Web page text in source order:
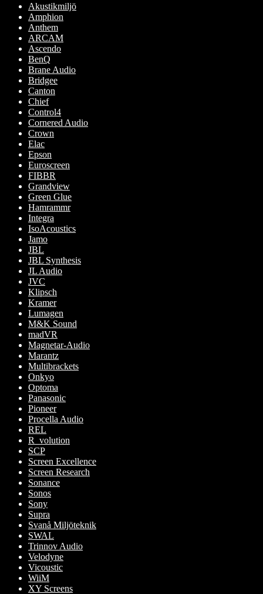
Akustikmiljö
Amphion
Anthem
ARCAM
Ascendo
BenQ
Brane Audio
Bridgee
Canton
Chief
Control4
Cornered Audio
Crown
Elac
Epson
Euroscreen
FIBBR
Grandview
Green Glue
Hamrammr
Integra
IsoAcoustics
Jamo
JBL
JBL Synthesis
JL Audio
JVC
Klipsch
Kramer
Lumagen
M&K Sound
madVR
Magnetar-Audio
Marantz
Multibrackets
Onkyo
Optoma
Panasonic
Pioneer
Procella Audio
REL
R_volution
SCP
Screen Excellence
Screen Research
Sonance
Sonos
Sony
Supra
Svanå Miljöteknik
SWAL
Trinnov Audio
Velodyne
Vicoustic
WiiM
XY Screens